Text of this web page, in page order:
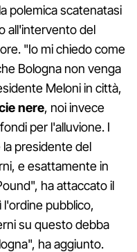
polemica scatenatasi
all'intervento del
"Io mi chiedo come
Bologna non venga
Meloni in città,
nere, noi invece
per l'alluvione. I
la presidente del
e esattamente in
ha attaccato il
pubblico,
su questo debba
ha aggiunto.